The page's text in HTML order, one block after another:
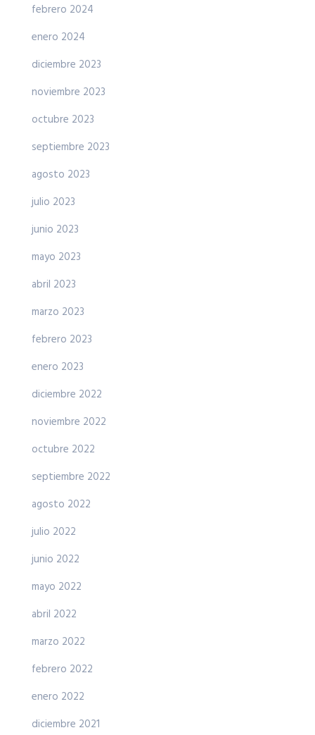
febrero 2024
enero 2024
diciembre 2023
noviembre 2023
octubre 2023
septiembre 2023
agosto 2023
julio 2023
junio 2023
mayo 2023
abril 2023
marzo 2023
febrero 2023
enero 2023
diciembre 2022
noviembre 2022
octubre 2022
septiembre 2022
agosto 2022
julio 2022
junio 2022
mayo 2022
abril 2022
marzo 2022
febrero 2022
enero 2022
diciembre 2021